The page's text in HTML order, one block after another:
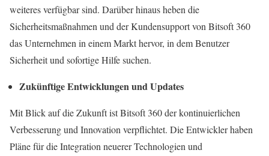
weiteres verfügbar sind. Darüber hinaus heben die
Sicherheitsmaßnahmen und der Kundensupport von Bitsoft 360
das Unternehmen in einem Markt hervor, in dem Benutzer
Sicherheit und sofortige Hilfe suchen.
Zukünftige Entwicklungen und Updates
Mit Blick auf die Zukunft ist Bitsoft 360 der kontinuierlichen
Verbesserung und Innovation verpflichtet. Die Entwickler haben
Pläne für die Integration neuerer Technologien und